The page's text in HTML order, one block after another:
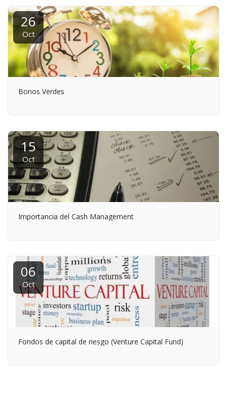
26
Oct
Bonos Verdes
15
Oct
Importancia del Cash Management
06
Oct
Fondos de capital de riesgo (Venture Capital Fund)